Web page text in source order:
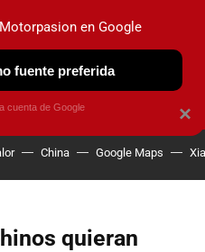
OBSERVATORIO
China Google Maps
quieran
×
en Google
fuente preferida
cuenta de Google